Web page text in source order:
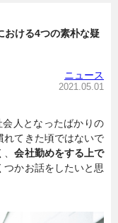
門家インタビュー
ニュース
おける4つの素朴な疑
ニュース
2021.05.01
人となったばかりの
れてきた頃ではないで
、会社勤めをする上で
つかお話をしたいと思